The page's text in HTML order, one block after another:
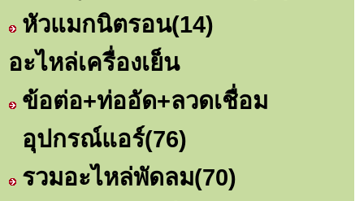
หัวแมกนิตรอน(14)
อะไหล่เครื่องเย็น
ข้อต่อ+ท่ออัด+ลวดเชื่อม
อุปกรณ์แอร์(76)
รวมอะไหล่พัดลม(70)